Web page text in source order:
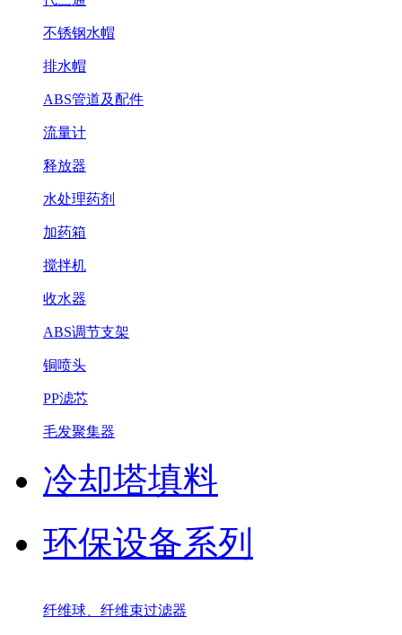
不锈钢水帽
排水帽
ABS管道及配件
流量计
释放器
水处理药剂
加药箱
搅拌机
收水器
ABS调节支架
铜喷头
PP滤芯
毛发聚集器
冷却塔填料
环保设备系列
纤维球、纤维束过滤器